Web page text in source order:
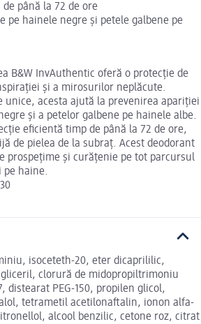
până la 72 de ore
pe hainele negre și petele galbene pe
B&W InvAuthentic oferă o protecție de
și a mirosurilor neplăcute.
unice, acesta ajută la prevenirea apariției
și a petelor galbene pe hainele albe.
eficientă timp de până la 72 de ore,
de pielea de la subraț. Acest deodorant
prospețime și curățenie pe tot parcursul
pe haine.
isoceteth-20, eter dicaprililic,
clorură de midopropiltrimoniu
distearat PEG-150, propilen glicol,
tetrametil acetilonaftalin, ionon alfa-
alcool benzilic, cetone roz, citrat